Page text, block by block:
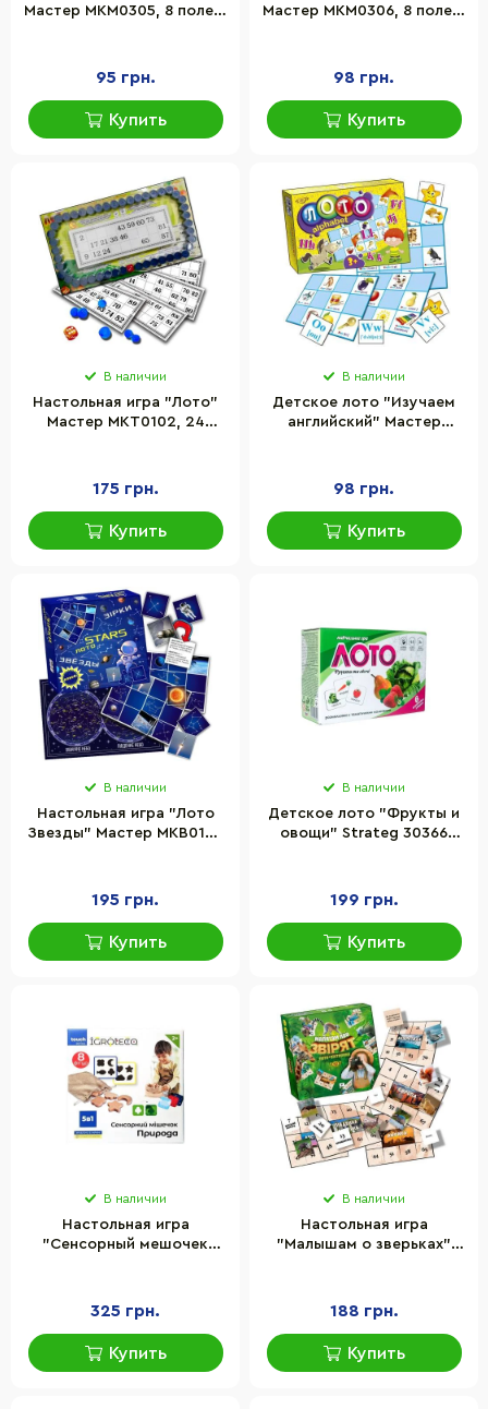
Мастер MKM0305, 8 полей,
95 грн.
Купить
Мастер MKM0306, 8 полей,
98 грн.
Купить
В наличии
Настольная игра "Лото"
Мастер MKT0102, 24
175 грн.
Купить
В наличии
Детское лото "Изучаем
английский" Мастер
98 грн.
Купить
В наличии
Настольная игра "Лото
Звезды" Мастер MKB0143
195 грн.
Купить
В наличии
Детское лото "Фрукты и
овощи" Strateg 30366
рисунками
199 грн.
Купить
В наличии
Настольная игра
"Сенсорный мешочек
325 грн.
Купить
В наличии
Настольная игра
"Малышам о зверьках"
188 грн.
Купить